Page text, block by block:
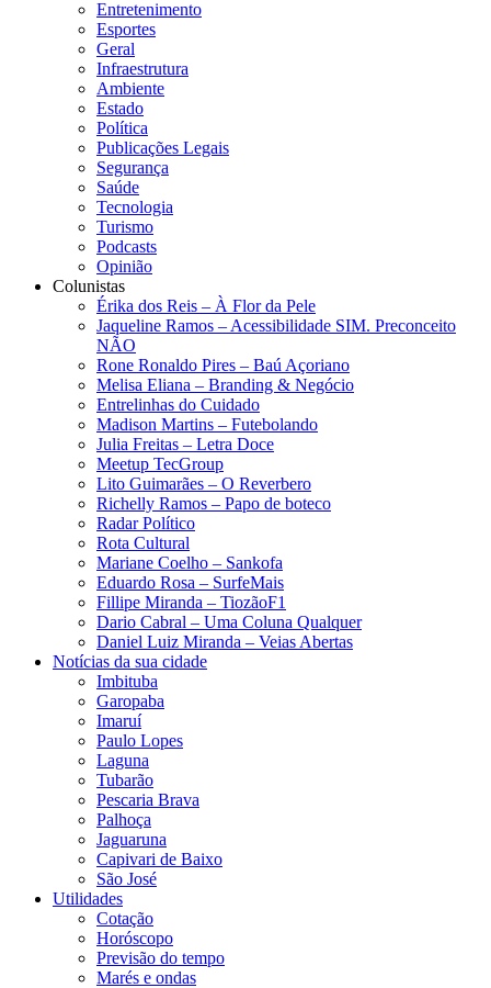
Entretenimento
Esportes
Geral
Infraestrutura
Ambiente
Estado
Política
Publicações Legais
Segurança
Saúde
Tecnologia
Turismo
Podcasts
Opinião
Colunistas
Érika dos Reis​ – À Flor da Pele
Jaqueline Ramos – Acessibilidade SIM. Preconceito
NÃO
Rone Ronaldo Pires – Baú Açoriano
Melisa Eliana – Branding & Negócio
Entrelinhas do Cuidado
Madison Martins – Futebolando
Julia Freitas​ – Letra Doce
Meetup TecGroup
Lito Guimarães – O Reverbero
Richelly Ramos​ – Papo de boteco
Radar Político
Rota Cultural
Mariane Coelho – Sankofa
Eduardo Rosa​ – SurfeMais
Fillipe Miranda – TiozãoF1
Dario Cabral – Uma Coluna Qualquer
Daniel Luiz Miranda – Veias Abertas
Notícias da sua cidade
Imbituba
Garopaba
Imaruí
Paulo Lopes
Laguna
Tubarão
Pescaria Brava
Palhoça
Jaguaruna
Capivari de Baixo
São José
Utilidades
Cotação
Horóscopo
Previsão do tempo
Marés e ondas